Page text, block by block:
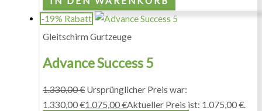
-19% Rabatt
Gleitschirm Gurtzeuge
Advance Success 5
1.330,00€ Ursprünglicher Preis war:
1.330,00 €1.075,00€Aktueller Preis ist: 1.075,00 €.